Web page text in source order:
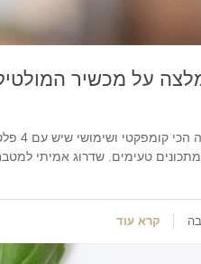
על מכשיר
המלצה
מתכונים טעימים. שדרוג אמיתי
קרא עוד